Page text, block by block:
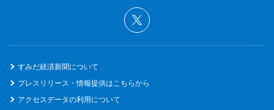
すみだ経済新聞について
プレスリリース・情報提供はこちらから
アクセスデータの利用について